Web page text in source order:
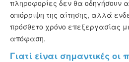
πληροφορίες δεν θα οδηγήσουν
απόρριψη της αίτησης, αλλά
πρόσθετο χρόνο επεξεργασίας
απόφαση.
Γιατί είναι σημαντικές